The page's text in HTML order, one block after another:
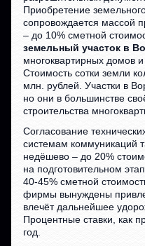
Приобретение
сопровождается массой
– до 10% сметной
земельный участок в
многоквартирных домов
Стоимость сотки земли
млн. рублей. Участки в
но они в большинстве
строительства
Согласование
системам коммуникаций
недёшево – до 20%
на подготовительном
40-45% сметной
фирмы вынуждены
влечёт дальнейшее
Процентные ставки, как
год.